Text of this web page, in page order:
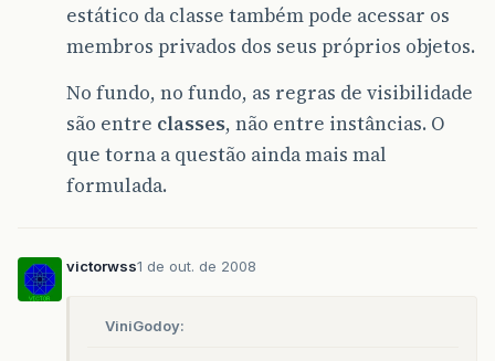
estático da classe também pode acessar os
membros privados dos seus próprios objetos.
No fundo, no fundo, as regras de visibilidade
são entre classes, não entre instâncias. O
que torna a questão ainda mais mal
formulada.
victorwss1 de out. de 2008
ViniGodoy: